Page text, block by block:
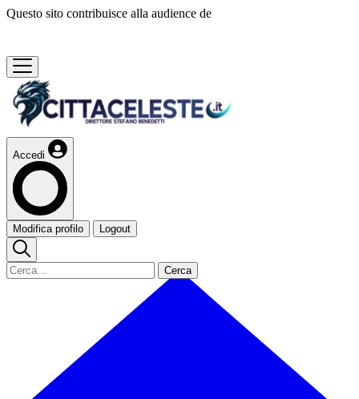
Questo sito contribuisce alla audience de
Accedi
Modifica profilo Logout
Cerca